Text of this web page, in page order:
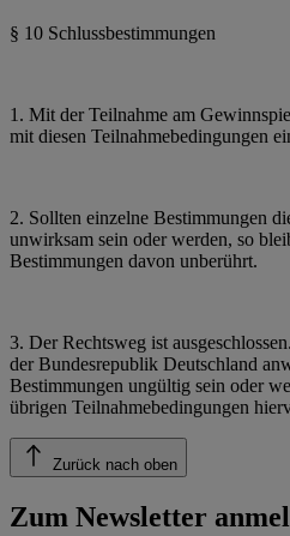
§ 10 Schlussbestimmungen
1. Mit der Teilnahme am
mit diesen Teilnahmebedingungen
2. Sollten einzelne Bestimmungen
unwirksam sein oder werden, so
Bestimmungen davon unberührt.
3. Der Rechtsweg ist
der Bundesrepublik Deutschland
Bestimmungen ungültig sein oder
übrigen Teilnahmebedingungen
Zurück nach oben
Zum Newsletter